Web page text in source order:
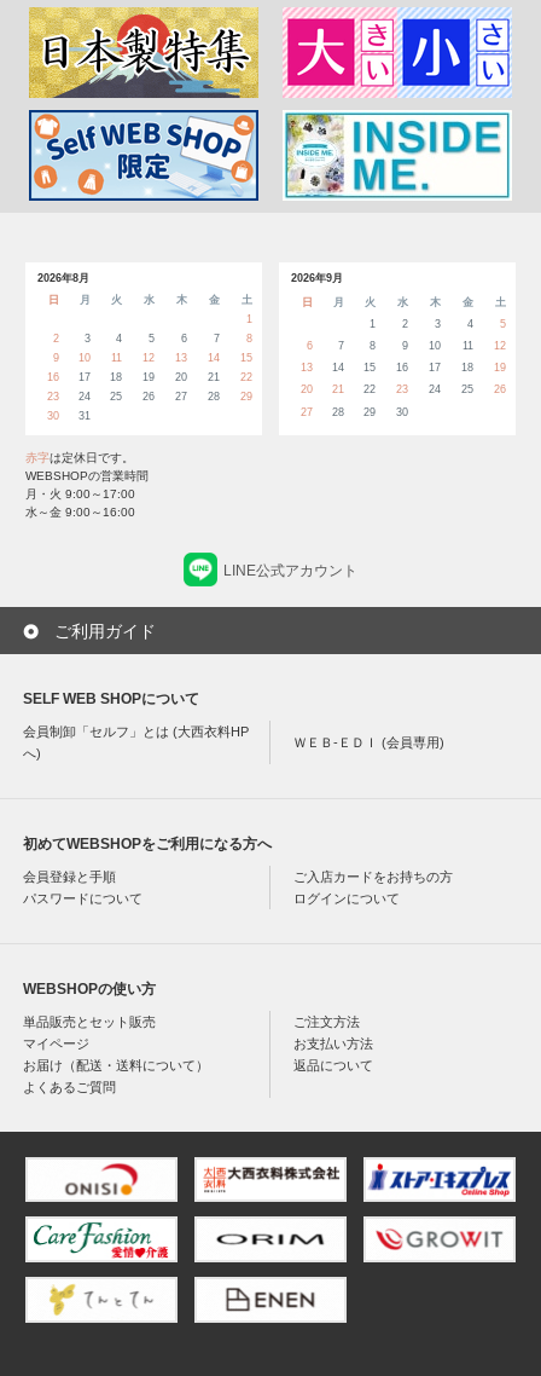
2026年8月
日
月 火 水 木 金
土
1
2
3 4 5 6 7
8
9
10 11 12 13 14
15
16
17 18 19 20 21
22
23
24 25 26 27 28
29
30
31
2026年9月
日
月 火 水 木 金
土
1
2 3 4
5
6
7 8 9 10 11
12
13
14 15 16 17 18
19
20
21 22 23 24 25
26
27
28 29 30
赤字は定休日です。
WEBSHOPの営業時間
月・火 9:00～17:00
水～金 9:00～16:00
LINE公式アカウント
ご利用ガイド
SELF WEB SHOPについて
会員制卸「セルフ」とは (大西衣料HP
へ)
ＷＥＢ-ＥＤＩ (会員専用)
初めてWEBSHOPをご利用になる方へ
会員登録と手順
ご入店カードをお持ちの方
パスワードについて
ログインについて
WEBSHOPの使い方
単品販売とセット販売
ご注文方法
マイページ
お支払い方法
お届け（配送・送料について）
返品について
よくあるご質問